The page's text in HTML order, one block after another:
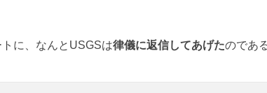
に、なんとUSGSは律儀に返信してあげたのである